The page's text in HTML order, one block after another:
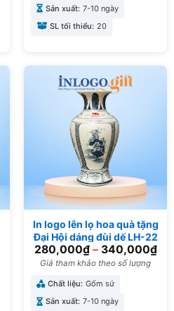
Sản xuất: 7-10 ngày
SL tối thiểu: 20
In logo lên lọ hoa quà tặng
Đại Hội dáng đùi dế LH-22
280,000₫– 340,000₫
Giá tham khảo theo số lượng
Chất liệu: Gốm sứ
Sản xuất: 7-10 ngày